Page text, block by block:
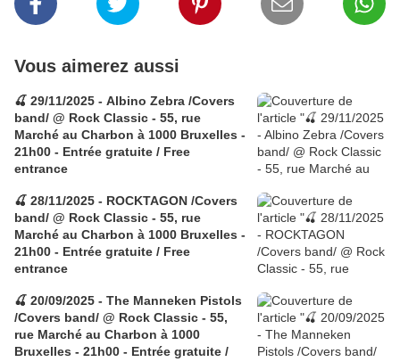
Vous aimerez aussi
🍒 29/11/2025 - Albino Zebra /Covers
band/ @ Rock Classic - 55, rue
Marché au Charbon à 1000 Bruxelles -
21h00 - Entrée gratuite / Free
entrance
🍒 28/11/2025 - ROCKTAGON /Covers
band/ @ Rock Classic - 55, rue
Marché au Charbon à 1000 Bruxelles -
21h00 - Entrée gratuite / Free
entrance
🍒 20/09/2025 - The Manneken Pistols
/Covers band/ @ Rock Classic - 55,
rue Marché au Charbon à 1000
Bruxelles - 21h00 - Entrée gratuite /